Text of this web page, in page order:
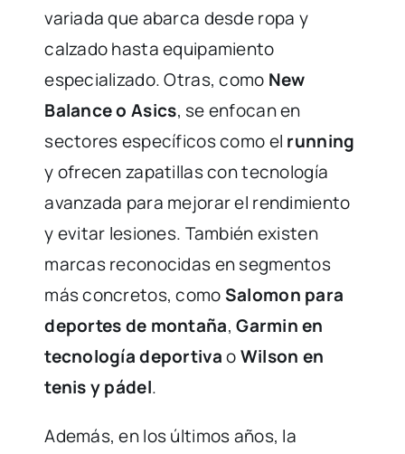
variada que abarca desde ropa y
calzado hasta equipamiento
especializado. Otras, como New
Balance o Asics, se enfocan en
sectores específicos como el running
y ofrecen zapatillas con tecnología
avanzada para mejorar el rendimiento
y evitar lesiones. También existen
marcas reconocidas en segmentos
más concretos, comoSalomon para
deportes de montaña,Garmin en
tecnología deportivaoWilson en
tenis y pádel.
Además, en los últimos años, la